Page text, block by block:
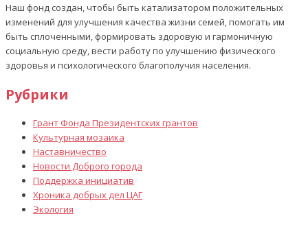
Наш фонд создан, чтобы быть катализатором положительных
изменений для улучшения качества жизни семей, помогать им
быть сплоченными, формировать здоровую и гармоничную
социальную среду, вести работу по улучшению физического
здоровья и психологического благополучия населения.
Рубрики
Грант Фонда Президентских грантов
Культурная мозаика
Наставничество
Новости Доброго города
Поддержка инициатив
Хроника добрых дел ЦАГ
Экология